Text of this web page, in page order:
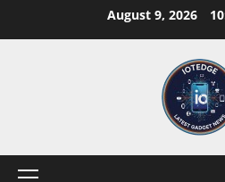
August 9, 2026